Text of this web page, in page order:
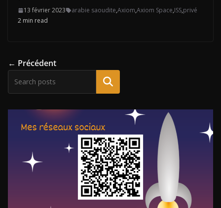
13 février 2023 arabie saoudite,Axiom,Axiom Space,ISS,privé
2 min read
← Précédent